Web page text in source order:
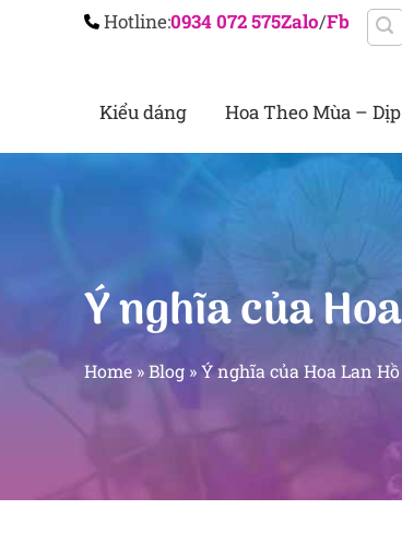
Hotline:0934 072 575Zalo/Fb
Kiểu dáng Hoa Theo Mùa – Dịp
Ý nghĩa của
Home »Blog »Ý nghĩa của Hoa Lan